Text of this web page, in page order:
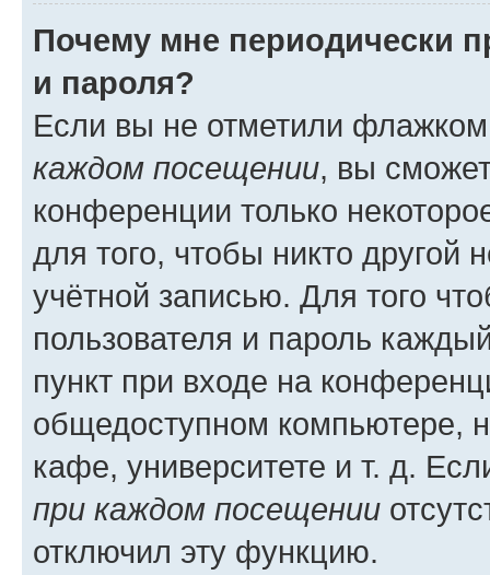
Почему мне периодически
и пароля?
Если вы не отметили
каждом посещении, вы
конференции только
для того, чтобы никто другой
учётной записью. Для того
пользователя и пароль
пункт при входе на
общедоступном компьютере,
кафе, университете и т. д.
при каждом посещении
отключил эту функцию.